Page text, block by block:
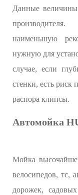
Данные
наименьшую
нужную для
случае, если
стенки, есть риск
распора клипсы.
Автомойка
Мойка
велосипедов, тс,
дорожек,